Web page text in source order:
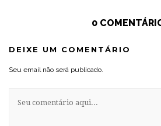
0
DEIXE UM COMENTÁRIO
Seu email não será publicado.